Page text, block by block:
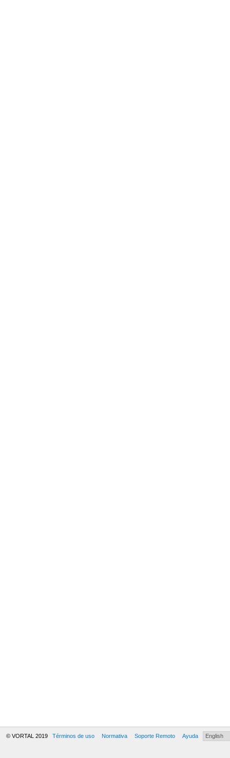
© VORTAL 2019 Términos de uso Normativa Soporte Remoto Ayuda